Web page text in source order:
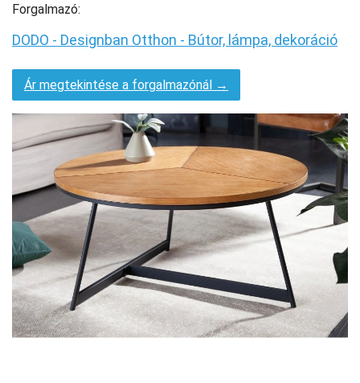
Forgalmazó:
DODO - Designban Otthon - Bútor, lámpa, dekoráció
Ár megtekintése a forgalmazónál →